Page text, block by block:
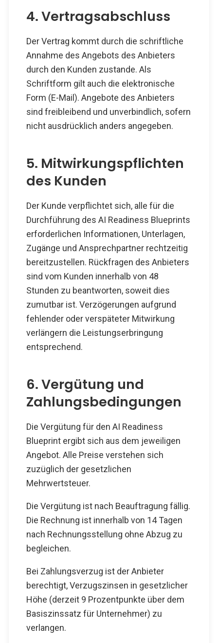
4. Vertragsabschluss
Der Vertrag kommt durch die schriftliche
Annahme des Angebots des Anbieters
durch den Kunden zustande. Als
Schriftform gilt auch die elektronische
Form (E-Mail). Angebote des Anbieters
sind freibleibend und unverbindlich, sofern
nicht ausdrücklich anders angegeben.
5. Mitwirkungspflichten
des Kunden
Der Kunde verpflichtet sich, alle für die
Durchführung des AI Readiness Blueprints
erforderlichen Informationen, Unterlagen,
Zugänge und Ansprechpartner rechtzeitig
bereitzustellen. Rückfragen des Anbieters
sind vom Kunden innerhalb von 48
Stunden zu beantworten, soweit dies
zumutbar ist. Verzögerungen aufgrund
fehlender oder verspäteter Mitwirkung
verlängern die Leistungserbringung
entsprechend.
6. Vergütung und
Zahlungsbedingungen
Die Vergütung für den AI Readiness
Blueprint ergibt sich aus dem jeweiligen
Angebot. Alle Preise verstehen sich
zuzüglich der gesetzlichen
Mehrwertsteuer.
Die Vergütung ist nach Beauftragung fällig.
Die Rechnung ist innerhalb von 14 Tagen
nach Rechnungsstellung ohne Abzug zu
begleichen.
Bei Zahlungsverzug ist der Anbieter
berechtigt, Verzugszinsen in gesetzlicher
Höhe (derzeit 9 Prozentpunkte über dem
Basiszinssatz für Unternehmer) zu
verlangen.